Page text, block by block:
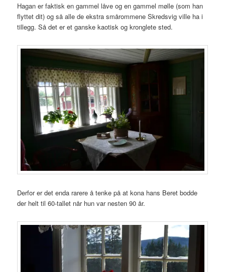
Hagan er faktisk en gammel låve og en gammel mølle (som han
flyttet dit) og så alle de ekstra smårommene Skredsvig ville ha i
tillegg. Så det er et ganske kaotisk og kronglete sted.
Derfor er det enda rarere å tenke på at kona hans Beret bodde
der helt til 60-tallet når hun var nesten 90 år.